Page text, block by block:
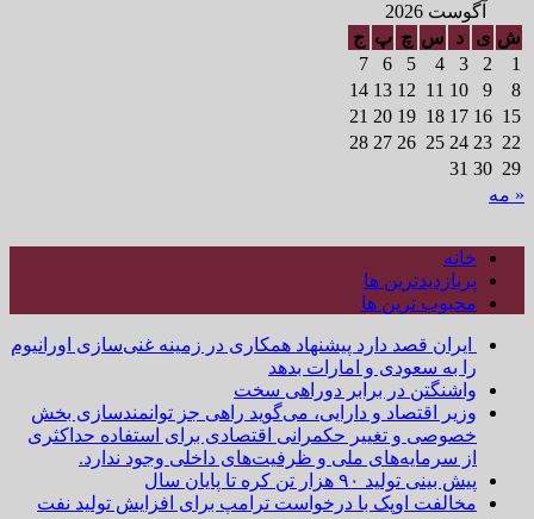
آگوست 2026
ش ی د س چ پ ج
1
2
3
4
5
6
7
8
9
10
11
12
13
14
15
16
17
18
19
20
21
22
23
24
25
26
27
28
29
30
31
« مه
خانه
پربازدیدترین ها
محبوب ترین ها
ایران قصد دارد پیشنهاد همکاری در زمینه غنی‌سازی اورانیوم
را به سعودی و امارات بدهد
واشنگتن در برابر دوراهی سخت
وزیر اقتصاد و دارایی، می‌گوید راهی جز توانمندسازی بخش
خصوصی و تغییر حکمرانی اقتصادی برای استفاده حداکثری
از سرمایه‌های ملی و ظرفیت‌های داخلی وجود ندارد.
پیش بینی تولید ۹۰ هزار تن کره تا پایان سال
مخالفت اوپک با درخواست ترامپ برای افزایش تولید نفت